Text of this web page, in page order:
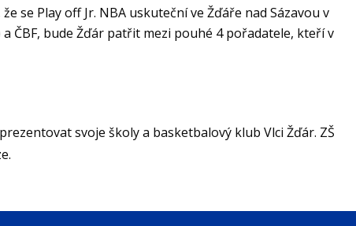
se Play off Jr. NBA uskuteční ve Žďáře nad Sázavou v
ČBF, bude Žďár patřit mezi pouhé 4 pořadatele, kteří v
svoje školy a basketbalový klub Vlci Žďár. ZŠ